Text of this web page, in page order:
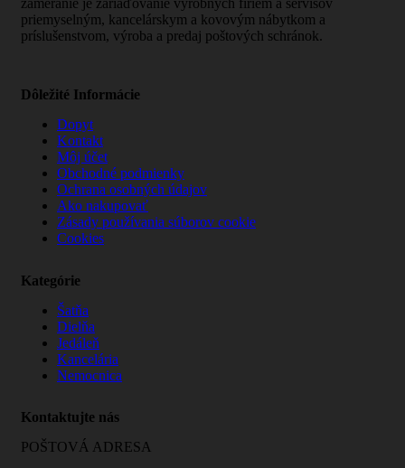
zameranie je zariaďovanie výrobných firiem a servisov
priemyselným, kancelárskym a kovovým nábytkom a
príslušenstvom, výroba a predaj poštových schránok.
Dôležité Informácie
Dopyt
Kontakt
Môj účet
Obchodné podmienky
Ochrana osobných údajov
Ako nakupovať
Zásady používania súborov cookie
Cookies
Kategórie
Šatňa
Dielňa
Jedáleň
Kancelária
Nemocnica
Kontaktujte nás
POŠTOVÁ ADRESA